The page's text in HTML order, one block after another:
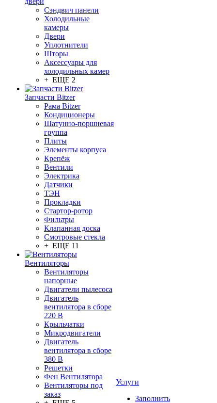
Сэндвич панели
Холодильные
камеры
Двери
Уплотнители
Шторы
Аксессуары для
холодильных камер
+ ЕЩЕ 2
Запчасти Bitzer
Рама Bitzer
Кондиционеры
Шатунно-поршневая
группа
Плиты
Элементы корпуса
Крепёж
Вентили
Электрика
Датчики
ТЭН
Прокладки
Стартор-ротор
Фильтры
Клапанная доска
Смотровые стекла
+ ЕЩЕ 11
Вентиляторы
Вентиляторы
напорные
Двигатели пылесоса
Двигатель
вентилятора в сборе
220 В
Крыльчатки
Микродвигатели
Двигатель
вентилятора в сборе
380 В
Решетки
Фен Вентилятора
Вентиляторы под
заказ
Услуги
Заполнить